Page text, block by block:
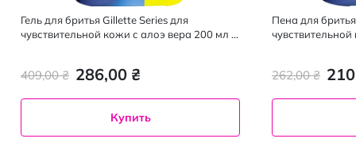
Гель для бритья Gillette Series для
чувствительной кожи с алоэ вера 200 мл +
286,00 ₴
409,00 ₴
Купить
Пена для
262,00 ₴